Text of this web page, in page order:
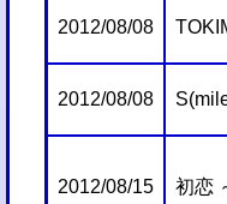
2012/08/08
2012/08/08
2012/08/15 初恋